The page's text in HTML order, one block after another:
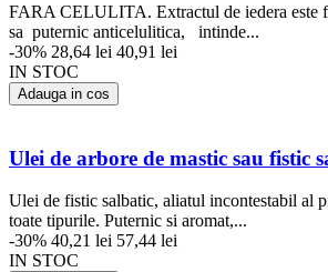
FARA CELULITA. Extractul de iedera este
sa puternic anticelulitica, intinde...
-30% 28,64 lei 40,91 lei
IN STOC
Adauga in cos
Ulei de arbore de mastic sau fistic
Ulei de fistic salbatic, aliatul incontestabil al
toate tipurile. Puternic si aromat,...
-30% 40,21 lei 57,44 lei
IN STOC